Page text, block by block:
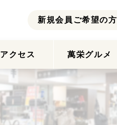
新規会員ご希望の方
アクセス 萬栄グルメ